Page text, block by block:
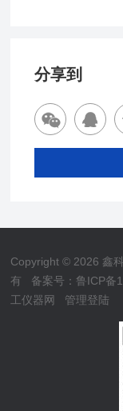
分享到
Copyright © 2026 鑫
有 备案号：鲁ICP备
工仪器网
管理登陆